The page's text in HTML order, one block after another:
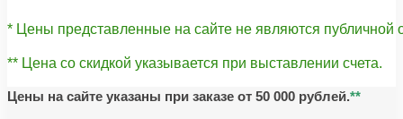
* Цены представленные на сайте не являются публичной
** Цена со скидкой указывается при выставлении счета.
Цены на сайте указаны при заказе от 50 000 рублей.**